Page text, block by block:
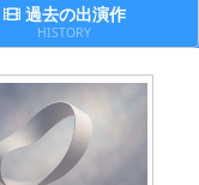
過去の出演作
HISTORY